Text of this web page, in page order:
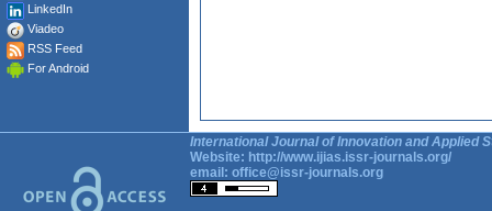
LinkedIn
Viadeo
RSS Feed
For Android
International Journal of Innovation and Applied
Website: http://www.ijias.issr-journals.org/
email: office@issr-journals.org